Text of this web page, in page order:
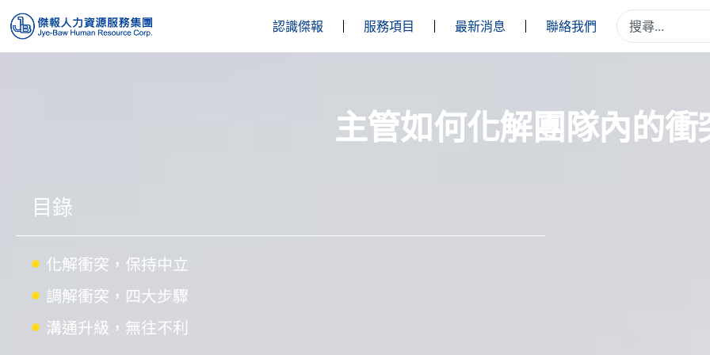
認識傑報 服務項目 最新消息 聯絡我們
主管如何化解團隊內的衝
目錄
化解衝突，保持中立
調解衝突，四大步驟
溝通升級，無往不利